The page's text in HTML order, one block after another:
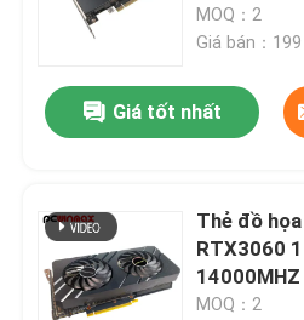
phát đồ
MOQ：2
Giá bán：199
Giá tốt nhất
Thẻ đồ
RTX3060
MOQ：2